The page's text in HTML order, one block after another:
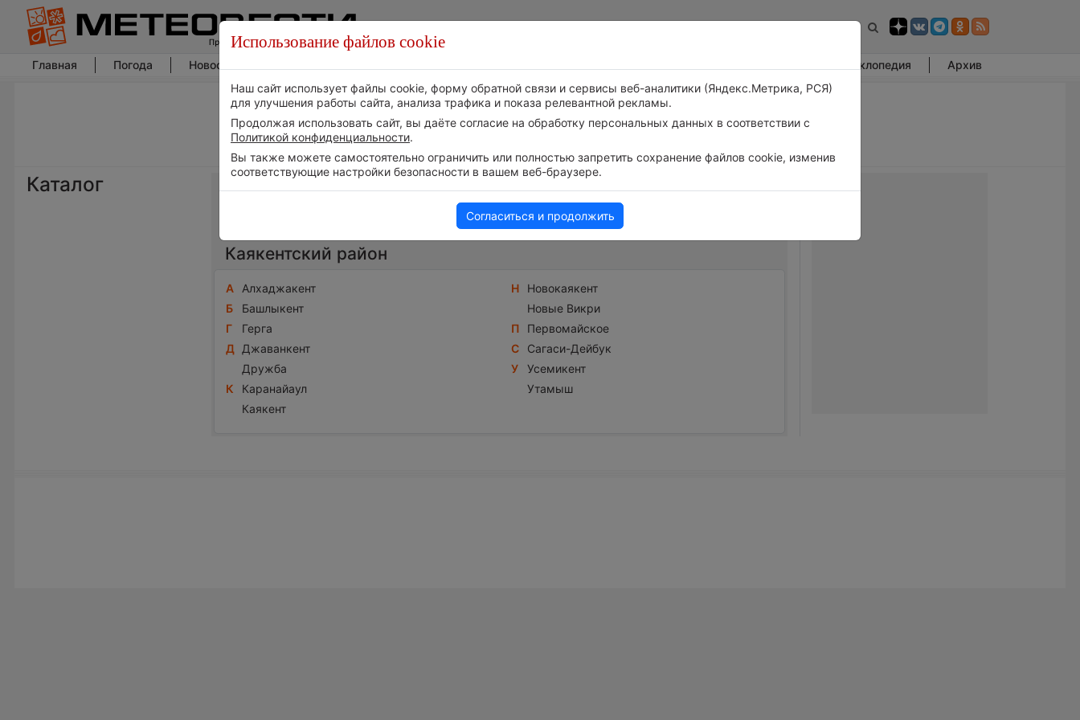
Главная Погода Новости погоды Энциклопедия Архив
Каталог
Каякентский район
А
Алхаджакент
Б
Башлыкент
Г
Герга
Д
Джаванкент
Дружба
К
Каранайаул
Каякент
Н
Новокаякент
Новые Викри
П
Первомайское
С
Сагаси-Дейбук
У
Усемикент
Утамыш
Использование файлов cookie
Наш сайт использует файлы cookie, форму обратной связи и сервисы веб-аналитики (Яндекс.Метрика, РСЯ)
для улучшения работы сайта, анализа трафика и показа релевантной рекламы.
Продолжая использовать сайт, вы даёте согласие на обработку персональных данных в соответствии с
Политикой конфиденциальности.
Вы также можете самостоятельно ограничить или полностью запретить сохранение файлов cookie, изменив
соответствующие настройки безопасности в вашем веб-браузере.
Согласиться и продолжить